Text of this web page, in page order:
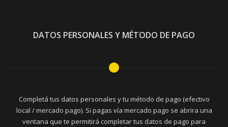
DATOS PERSONALES Y MÉTODO DE PAGO
Completá tus datos personales y tu método de pago (efectivo
local / mercado pago). Si pagas vía mercado pago se abrira una
ventana que te permitirá completar tus datos de pago para